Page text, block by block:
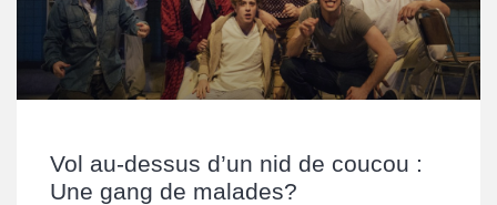
Vol au-dessus d’un nid de coucou :
Une gang de malades?